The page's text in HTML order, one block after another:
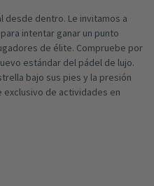
desde dentro. Le invitamos a
intentar ganar un punto
de élite. Compruebe por
estándar del pádel de lujo.
bajo sus pies y la presión
de actividades en